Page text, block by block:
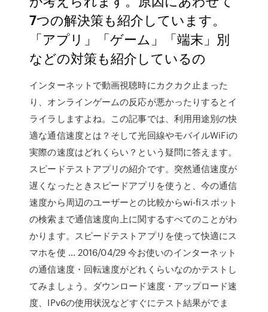
7つの解決策も紹介しています。
「アプリ」「ゲーム」「端末」別
などの対策も紹介しているの
インターネットで動画視聴時にカクカク止まった
り、オンラインゲームの反応が悪かったりするとイ
ライラしますよね。この記事では、利用用途別の快
適な通信速度とは？そして光回線やモバイルWiFiの
実際の速度はどれくらい？という疑問に答えます。
スピードテストアプリの紹介です。突然通信速度が
遅くなったときスピードアプリを使うと、今の通信
速度から周辺のユーザーとの比較からwi-fiスポット
の検索まで通信速度向上に関するすべてのことがわ
かります。スピードテストアプリを使って快適にス
マホを使 … 2016/04/29 今お使いのインターネット
の通信速度・回転速度がどれくらいなのかテストし
てみましょう。ダウンロード速度・アップロード速
度、IPv6の使用状況などすぐにテスト結果がでま